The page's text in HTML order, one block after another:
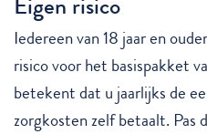
Iedereen van 18 jaar en
risico voor het basispakket
betekent dat u jaarlijks de
zorgkosten zelf betaalt. Pas